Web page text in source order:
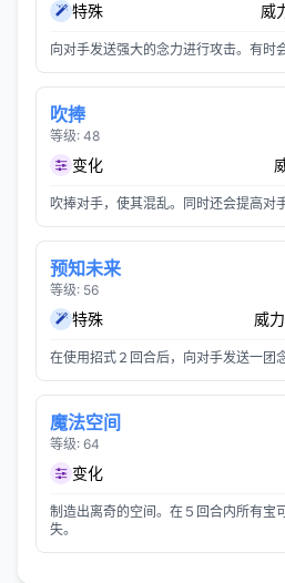
特殊 威
向对手发送强大的念力进行攻击。有时
吹捧
等级: 48
变化
吹捧对手，使其混乱。同时还会提高对
预知未来
等级: 56
特殊 威
在使用招式２回合后，向对手发送一团
魔法空间
等级: 64
变化
制造出离奇的空间。在５回合内所有宝
失。